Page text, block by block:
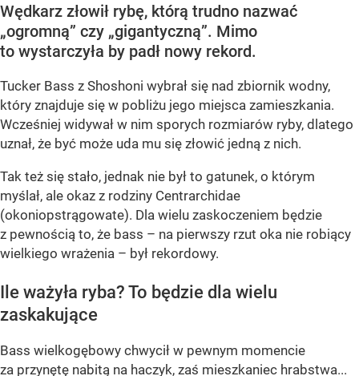
Wędkarz złowił rybę, którą trudno nazwać
„ogromną” czy „gigantyczną”. Mimo
to wystarczyła by padł nowy rekord.
Tucker Bass z Shoshoni wybrał się nad zbiornik wodny,
który znajduje się w pobliżu jego miejsca zamieszkania.
Wcześniej widywał w nim sporych rozmiarów ryby, dlatego
uznał, że być może uda mu się złowić jedną z nich.
Tak też się stało, jednak nie był to gatunek, o którym
myślał, ale okaz z rodziny Centrarchidae
(okoniopstrągowate). Dla wielu zaskoczeniem będzie
z pewnością to, że bass – na pierwszy rzut oka nie robiący
wielkiego wrażenia – był rekordowy.
Ile ważyła ryba? To będzie dla wielu
zaskakujące
Bass wielkogębowy chwycił w pewnym momencie
za przynętę nabitą na haczyk, zaś mieszkaniec hrabstwa...